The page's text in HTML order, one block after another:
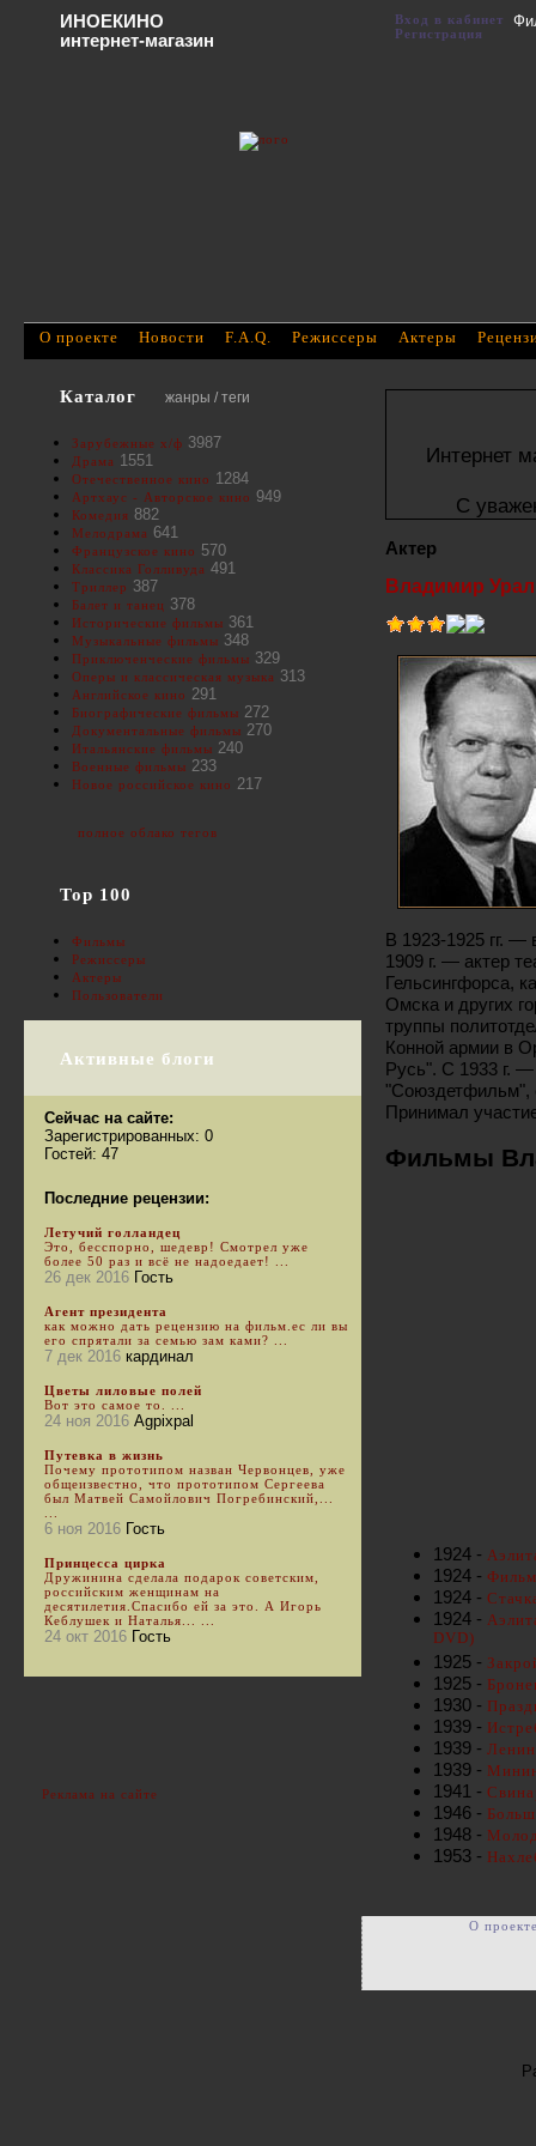
Интернет
С
Актер
Владимир
В 1923-1925 гг. —
1909 г. — актер
Гельсингфорса,
Омска и других
труппы
Конной армии в
Русь". С 1933 г.
"Союздетфильм",
Принимал
Фильмы
1924 -
1924 -
1924 -
1924 -
DVD)
1925 -
1925 -
1930 -
1939 -
1939 -
1939 -
1941 -
1946 -
1948 -
1953 -
Каталог жанры / теги
Зарубежные х/ф 3987
Драма 1551
Отечественное кино 1284
Артхаус - Авторское кино 949
Комедия 882
Мелодрама 641
Французское кино 570
Классика Голливуда 491
Триллер 387
Балет и танец 378
Исторические фильмы 361
Музыкальные фильмы 348
Приключенческие фильмы 329
Оперы и классическая музыка 313
Английское кино 291
Биографические фильмы 272
Документальные фильмы 270
Итальянские фильмы 240
Военные фильмы 233
Новое российское кино 217
полное облако тегов
Top 100
Фильмы
Режиссеры
Актеры
Пользователи
Активные блоги
Сейчас на сайте:
Зарегистрированных: 0
Гостей: 47
Последние рецензии:
Летучий голландец
Это, бесспорно, шедевр! Смотрел уже
более 50 раз и всё не надоедает! ...
26 дек 2016 Гость
Агент президента
как можно дать рецензию на фильм.ес ли вы
его спрятали за семью зам ками? ...
7 дек 2016 кардинал
Цветы лиловые полей
Вот это самое то. ...
24 ноя 2016 Agpixpal
Путевка в жизнь
Почему прототипом назван Червонцев, уже
общеизвестно, что прототипом Сергеева
был Матвей Самойлович Погребинский,...
6 ноя 2016 Гость
Принцесса цирка
Дружинина сделала подарок советским,
российским женщинам на
десятилетия.Спасибо ей за это. А Игорь
Кеблушек и Наталья... ...
24 окт 2016 Гость
Реклама на сайте
О проекте Новости F.A.Q. Режиссеры Актеры
О
ИНОЕКИНО
интернет-магазин
Вход в кабинет
Регистрация